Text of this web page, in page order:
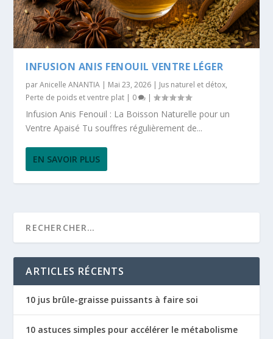
INFUSION ANIS FENOUIL VENTRE LÉGER
parAnicelle ANANTIA | Mai 23, 2026 | Jus naturel et détox,
Perte de poids et ventre plat | 0 |
Infusion Anis Fenouil : La Boisson Naturelle pour un
Ventre Apaisé Tu souffres régulièrement de...
EN SAVOIR PLUS
ARTICLES RÉCENTS
10 jus brûle-graisse puissants à faire soi
10 astuces simples pour accélérer le métabolisme